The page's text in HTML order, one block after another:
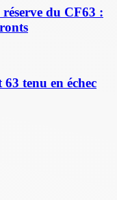
du CF63 :
tenu en échec